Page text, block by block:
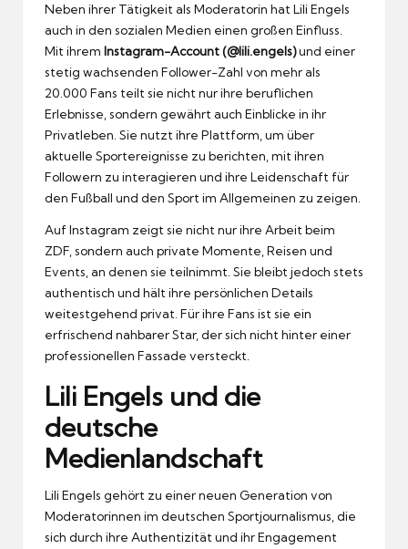
Neben ihrer Tätigkeit als Moderatorin hat Lili Engels
auch in den sozialen Medien einen großen Einfluss.
Mit ihrem Instagram-Account (@lili.engels)und einer
stetig wachsenden Follower-Zahl von mehr als
20.000 Fans teilt sie nicht nur ihre beruflichen
Erlebnisse, sondern gewährt auch Einblicke in ihr
Privatleben. Sie nutzt ihre Plattform, um über
aktuelle Sportereignisse zu berichten, mit ihren
Followern zu interagieren und ihre Leidenschaft für
den Fußball und den Sport im Allgemeinen zu zeigen.
Auf Instagram zeigt sie nicht nur ihre Arbeit beim
ZDF, sondern auch private Momente, Reisen und
Events, an denen sie teilnimmt. Sie bleibt jedoch stets
authentisch und hält ihre persönlichen Details
weitestgehend privat. Für ihre Fans ist sie ein
erfrischend nahbarer Star, der sich nicht hinter einer
professionellen Fassade versteckt.
Lili Engels und die
deutsche
Medienlandschaft
Lili Engels gehört zu einer neuen Generation von
Moderatorinnen im deutschen Sportjournalismus, die
sich durch ihre Authentizität und ihr Engagement